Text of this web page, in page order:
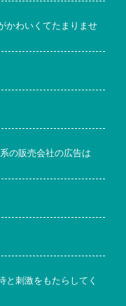
かわいくてたまりませ
の販売会社の広告は
刺激をもたらしてく